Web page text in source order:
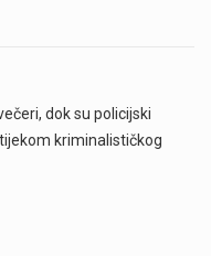
dok su policijski
kriminalističkog